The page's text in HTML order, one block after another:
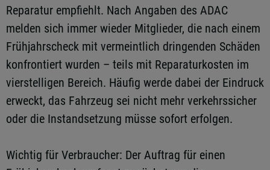
Reparatur empfiehlt. Nach Angaben des ADAC
melden sich immer wieder Mitglieder, die nach einem
Frühjahrscheck mit vermeintlich dringenden Schäden
konfrontiert wurden – teils mit Reparaturkosten im
vierstelligen Bereich. Häufig werde dabei der Eindruck
erweckt, das Fahrzeug sei nicht mehr verkehrssicher
oder die Instandsetzung müsse sofort erfolgen.
Wichtig für Verbraucher: Der Auftrag für einen